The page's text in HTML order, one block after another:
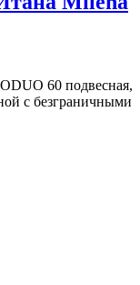
60 подвесная,
с безграничными